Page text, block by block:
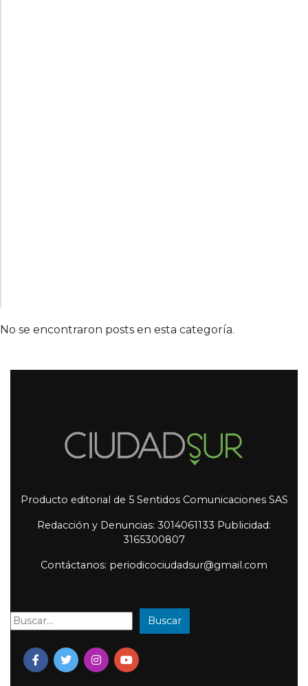
No se encontraron posts en esta categoría.
Producto editorial de 5 Sentidos Comunicaciones SAS
Redacción y Denuncias: 3014061133 Publicidad:
3165300807
Contáctanos: periodicociudadsur@gmail.com
Buscar: Buscar